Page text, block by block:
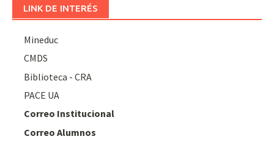
LINK DE INTERÉS
Mineduc
CMDS
Biblioteca - CRA
PACE UA
Correo Institucional
Correo Alumnos